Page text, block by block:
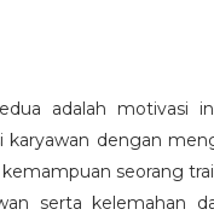
adalah motivasi
dengan
seorang
serta kelemahan